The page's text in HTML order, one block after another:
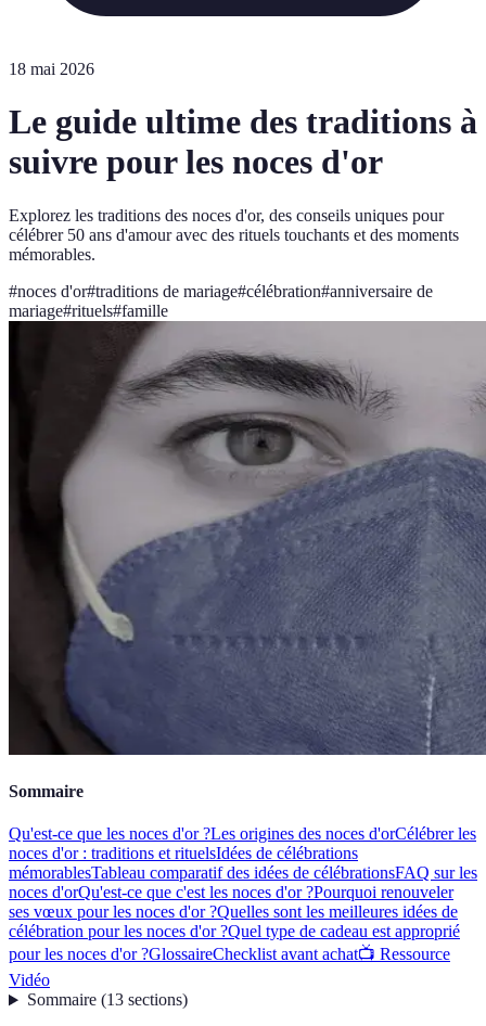
18 mai 2026
Le guide ultime des traditions à
suivre pour les noces d'or
Explorez les traditions des noces d'or, des conseils uniques pour
célébrer 50 ans d'amour avec des rituels touchants et des moments
mémorables.
#noces d'or#traditions de mariage#célébration#anniversaire de
mariage#rituels#famille
Sommaire
Qu'est-ce que les noces d'or ?Les origines des noces d'orCélébrer les
noces d'or : traditions et rituelsIdées de célébrations
mémorablesTableau comparatif des idées de célébrationsFAQ sur les
noces d'orQu'est-ce que c'est les noces d'or ?Pourquoi renouveler
ses vœux pour les noces d'or ?Quelles sont les meilleures idées de
célébration pour les noces d'or ?Quel type de cadeau est approprié
pour les noces d'or ?GlossaireChecklist avant achat📺 Ressource
Vidéo
Sommaire(13 sections)